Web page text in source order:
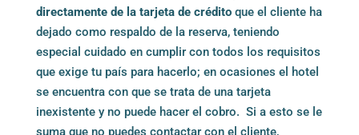
directamente de la tarjeta de crédito que el cliente ha
dejado como respaldo de la reserva, teniendo
especial cuidado en cumplir con todos los requisitos
que exige tu país para hacerlo; en ocasiones el hotel
se encuentra con que se trata de una tarjeta
inexistente y no puede hacer el cobro. Si a esto se le
suma que no puedes contactar con el cliente,